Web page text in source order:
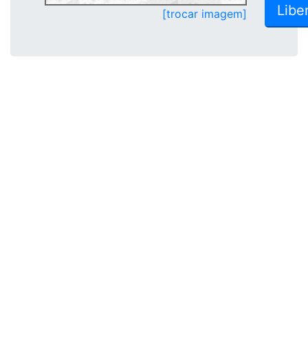
[trocar imagem]